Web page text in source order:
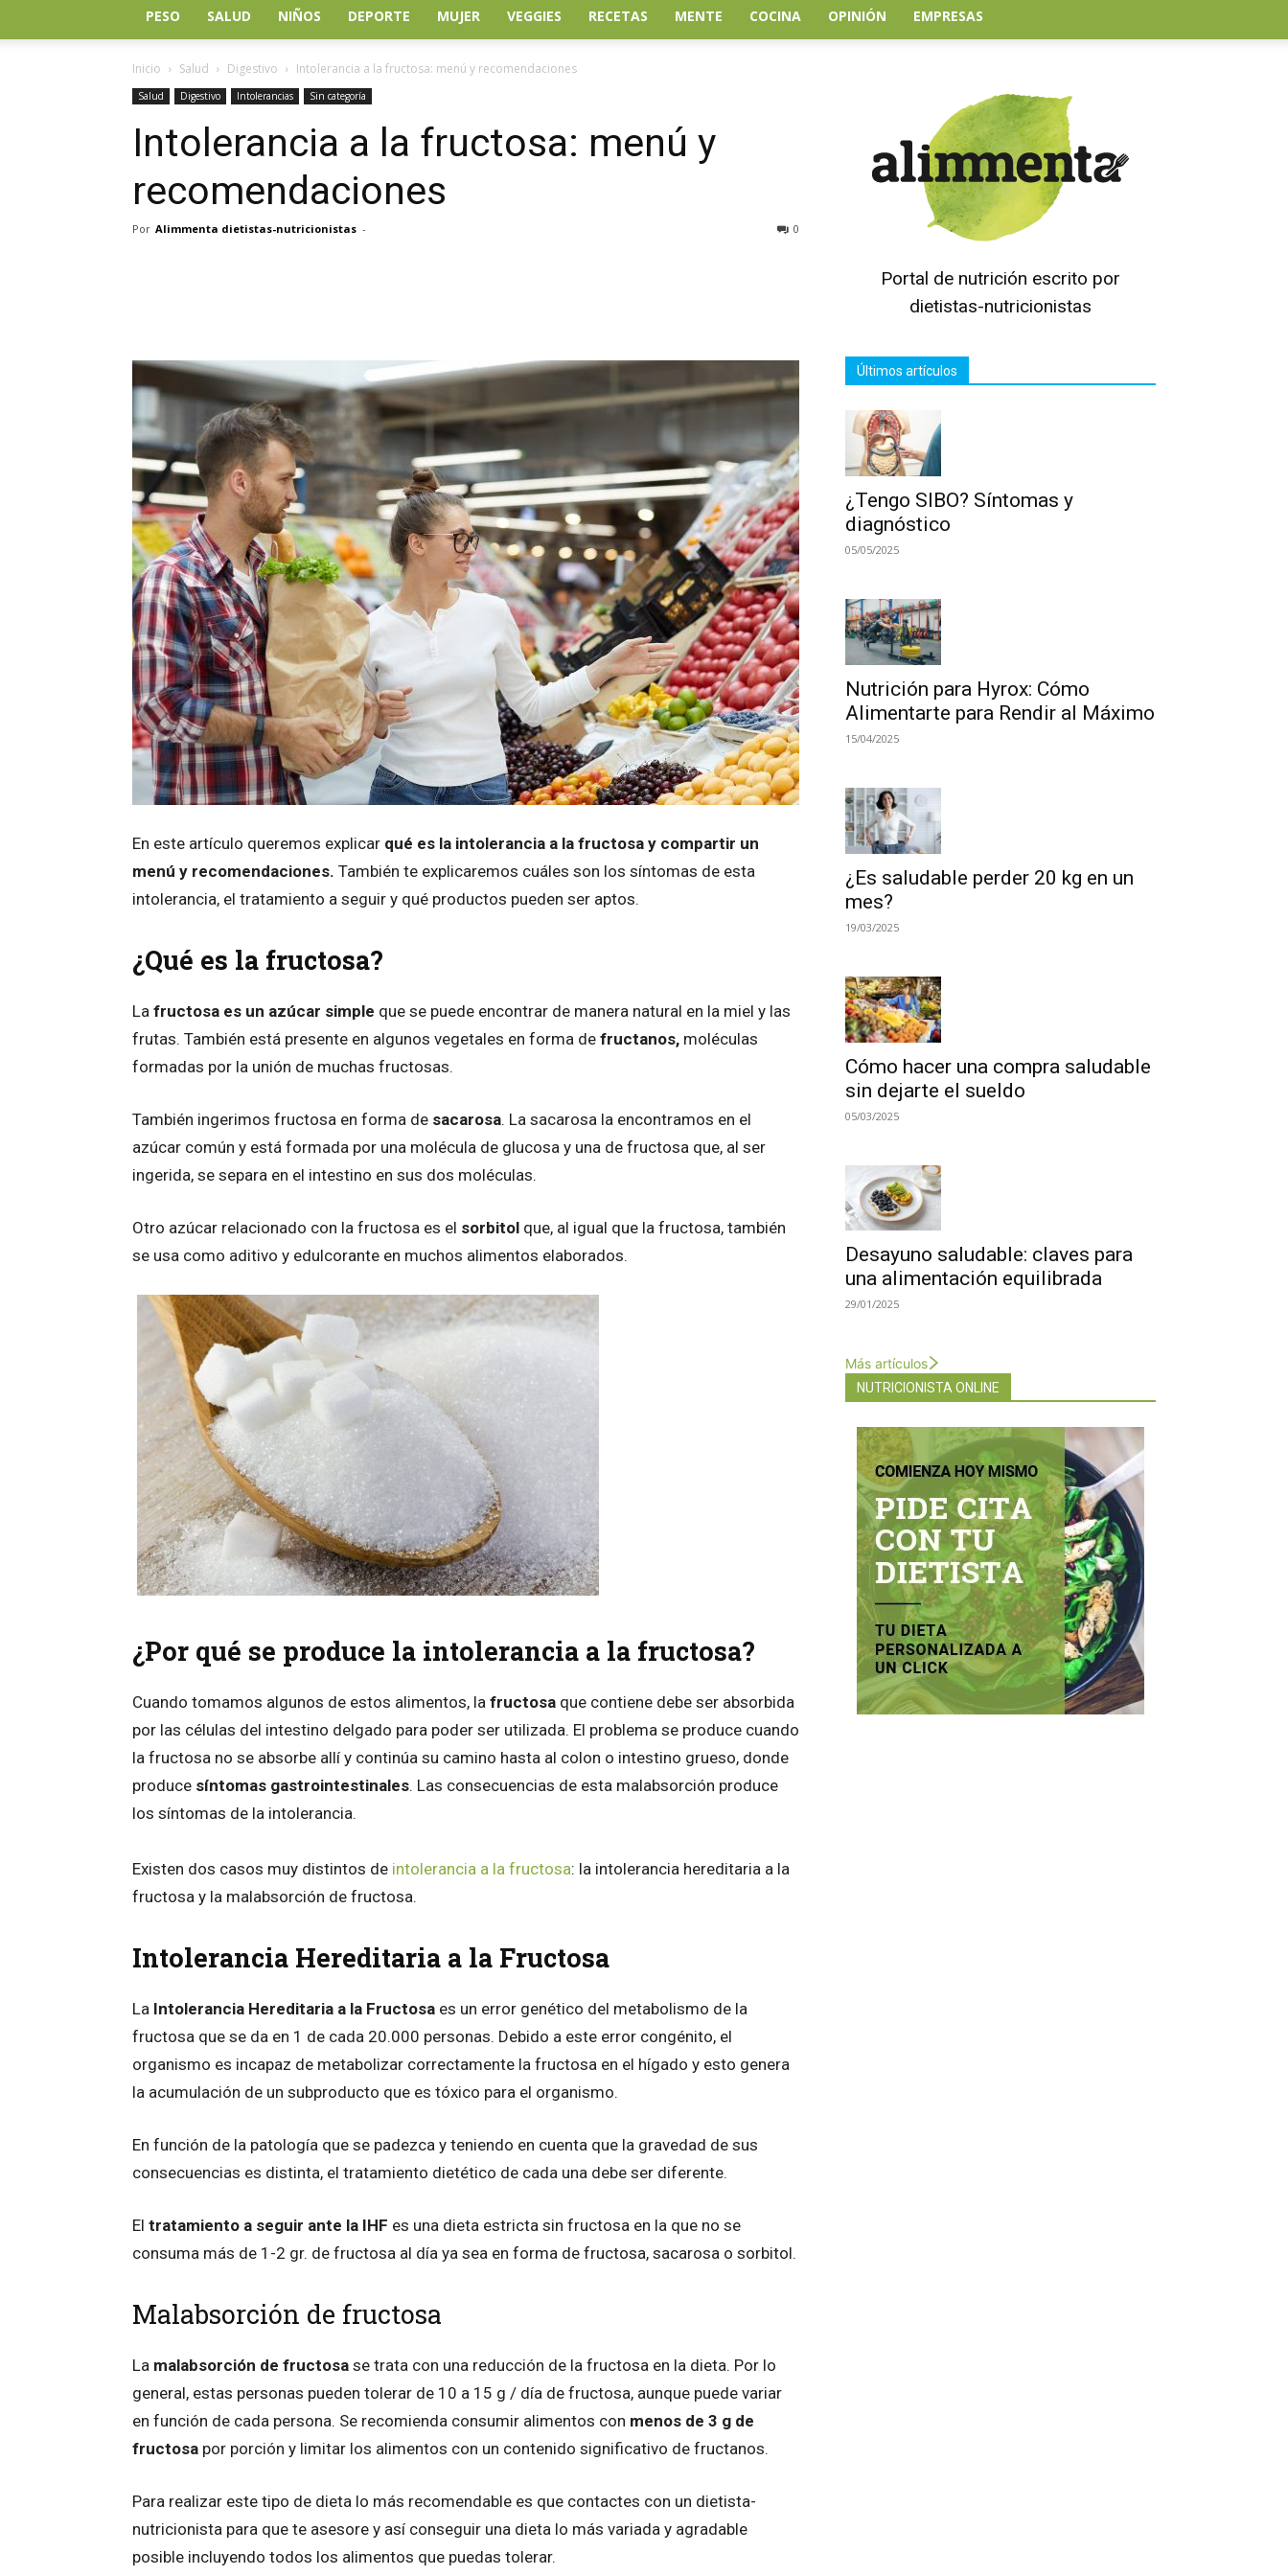
PESO SALUD NIÑOS DEPORTE MUJER VEGGIES RECETAS MENTE COCINA OPINIÓN EMPRESAS
Inicio Salud Digestivo Intolerancia a la fructosa: menú y recomendaciones
Salud Digestivo Intolerancias Sin categoría
Intolerancia a la fructosa: menú y
recomendaciones
Por Alimmenta dietistas-nutricionistas - 0
En este artículo queremos explicar qué es la intolerancia a la fructosa y compartir un
menú y recomendaciones. También te explicaremos cuáles son los síntomas de esta
intolerancia, el tratamiento a seguir y qué productos pueden ser aptos.
¿Qué es la fructosa?
La fructosa es un azúcar simple que se puede encontrar de manera natural en la miel y las
frutas. También está presente en algunos vegetales en forma de fructanos, moléculas
formadas por la unión de muchas fructosas.
También ingerimos fructosa en forma de sacarosa. La sacarosa la encontramos en el
azúcar común y está formada por una molécula de glucosa y una de fructosa que, al ser
ingerida, se separa en el intestino en sus dos moléculas.
Otro azúcar relacionado con la fructosa es el sorbitol que, al igual que la fructosa, también
se usa como aditivo y edulcorante en muchos alimentos elaborados.
¿Por qué se produce la intolerancia a la fructosa?
Cuando tomamos algunos de estos alimentos, la fructosa que contiene debe ser absorbida
por las células del intestino delgado para poder ser utilizada. El problema se produce cuando
la fructosa no se absorbe allí y continúa su camino hasta al colon o intestino grueso, donde
produce síntomas gastrointestinales. Las consecuencias de esta malabsorción produce
los síntomas de la intolerancia.
Existen dos casos muy distintos de intolerancia a la fructosa: la intolerancia hereditaria a la
fructosa y la malabsorción de fructosa.
Intolerancia Hereditaria a la Fructosa
La Intolerancia Hereditaria a la Fructosa es un error genético del metabolismo de la
fructosa que se da en 1 de cada 20.000 personas. Debido a este error congénito, el
organismo es incapaz de metabolizar correctamente la fructosa en el hígado y esto genera
la acumulación de un subproducto que es tóxico para el organismo.
En función de la patología que se padezca y teniendo en cuenta que la gravedad de sus
consecuencias es distinta, el tratamiento dietético de cada una debe ser diferente.
El tratamiento a seguir ante la IHF es una dieta estricta sin fructosa en la que no se
consuma más de 1-2 gr. de fructosa al día ya sea en forma de fructosa, sacarosa o sorbitol.
Malabsorción de fructosa
La malabsorción de fructosa se trata con una reducción de la fructosa en la dieta. Por lo
general, estas personas pueden tolerar de 10 a 15 g / día de fructosa, aunque puede variar
en función de cada persona. Se recomienda consumir alimentos con menos de 3 g de
fructosa por porción y limitar los alimentos con un contenido significativo de fructanos.
Para realizar este tipo de dieta lo más recomendable es que contactes con un dietista-
nutricionista para que te asesore y así conseguir una dieta lo más variada y agradable
posible incluyendo todos los alimentos que puedas tolerar.
Portal de nutrición escrito por
dietistas-nutricionistas
Últimos artículos
¿Tengo SIBO? Síntomas y
diagnóstico
05/05/2025
Nutrición para Hyrox: Cómo
Alimentarte para Rendir al Máximo
15/04/2025
¿Es saludable perder 20 kg en un
mes?
19/03/2025
Cómo hacer una compra saludable
sin dejarte el sueldo
05/03/2025
Desayuno saludable: claves para
una alimentación equilibrada
29/01/2025
Más artículos
NUTRICIONISTA ONLINE